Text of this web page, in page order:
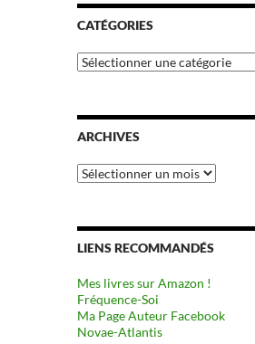
CATÉGORIES
Catégories
ARCHIVES
Archives
LIENS RECOMMANDÉS
Mes livres sur Amazon !
Fréquence-Soi
Ma Page Auteur Facebook
Novae-Atlantis